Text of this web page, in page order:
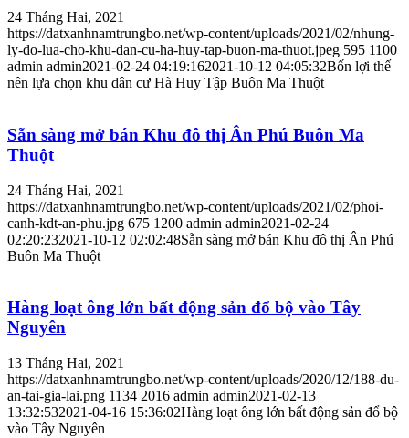
24 Tháng Hai, 2021
https://datxanhnamtrungbo.net/wp-content/uploads/2021/02/nhung-
ly-do-lua-cho-khu-dan-cu-ha-huy-tap-buon-ma-thuot.jpeg 595 1100
admin admin2021-02-24 04:19:162021-10-12 04:05:32Bốn lợi thế
nên lựa chọn khu dân cư Hà Huy Tập Buôn Ma Thuột
Sẵn sàng mở bán Khu đô thị Ân Phú Buôn Ma
Thuột
24 Tháng Hai, 2021
https://datxanhnamtrungbo.net/wp-content/uploads/2021/02/phoi-
canh-kdt-an-phu.jpg 675 1200 admin admin2021-02-24
02:20:232021-10-12 02:02:48Sẵn sàng mở bán Khu đô thị Ân Phú
Buôn Ma Thuột
Hàng loạt ông lớn bất động sản đổ bộ vào Tây
Nguyên
13 Tháng Hai, 2021
https://datxanhnamtrungbo.net/wp-content/uploads/2020/12/188-du-
an-tai-gia-lai.png 1134 2016 admin admin2021-02-13
13:32:532021-04-16 15:36:02Hàng loạt ông lớn bất động sản đổ bộ
vào Tây Nguyên